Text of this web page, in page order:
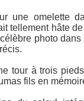
une omelette
tellement hâte
photo
tour à trois
fils en